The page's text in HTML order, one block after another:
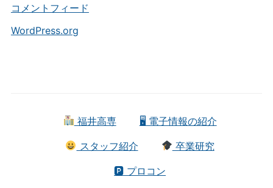
コメントフィード
WordPress.org
福井高専 🖥 電子情報の紹介
スタッフ紹介 卒業研究
🅿 プロコン